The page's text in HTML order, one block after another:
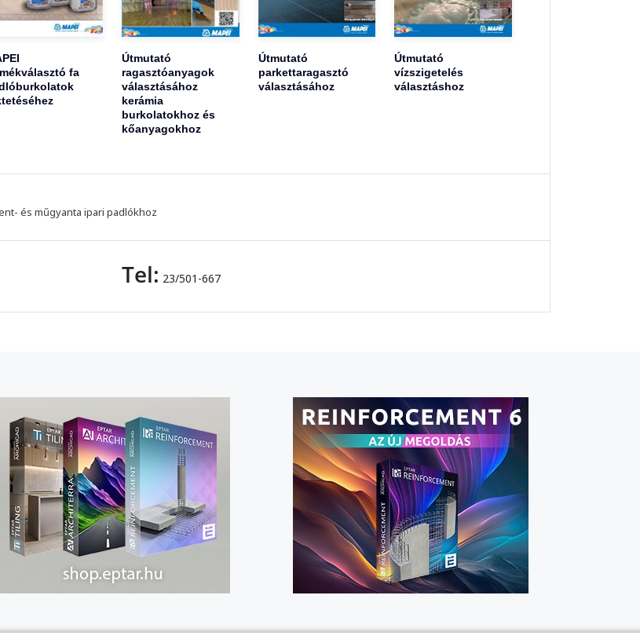
fa
Útmutató
ragasztóanyagok
választásához
kerámia
burkolatokhoz és
kőanyagokhoz
Útmutató
parkettaragasztó
választásához
Útmutató
vízszigetelés
választáshoz
és műgyanta ipari padlókhoz
Tel: 23/501-667